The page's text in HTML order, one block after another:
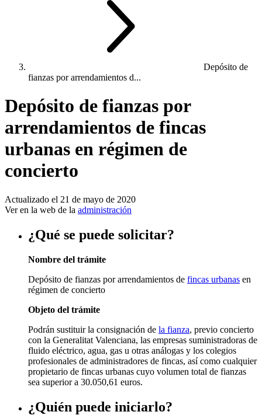
Depósito de
fianzas por arrendamientos d...
Depósito de fianzas por
arrendamientos de fincas
urbanas en régimen de
concierto
Actualizado el 21 de mayo de 2020
Ver en la web de la administración
¿Qué se puede solicitar?
Nombre del trámite
Depósito de fianzas por arrendamientos de fincas urbanas en
régimen de concierto
Objeto del trámite
Podrán sustituir la consignación de la fianza, previo concierto
con la Generalitat Valenciana, las empresas suministradoras de
fluido eléctrico, agua, gas u otras análogas y los colegios
profesionales de administradores de fincas, así como cualquier
propietario de fincas urbanas cuyo volumen total de fianzas
sea superior a 30.050,61 euros.
¿Quién puede iniciarlo?